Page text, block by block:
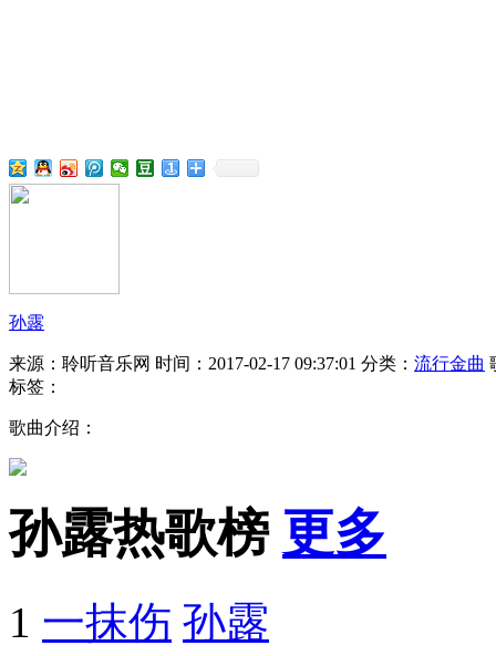
孙露
来源：聆听音乐网 时间：2017-02-17 09:37:01 分类： 流行金曲
标签：
歌曲介绍：
孙露热歌榜 更多
1 一抹伤 孙露